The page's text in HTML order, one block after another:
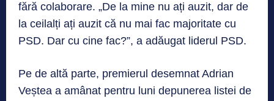
fără colaborare. „De la mine nu ați auzit, dar de
la ceilalți ați auzit că nu mai fac majoritate cu
PSD. Dar cu cine fac?”, a adăugat liderul PSD.
Pe de altă parte, premierul desemnat Adrian
Veștea a amânat pentru luni depunerea listei de